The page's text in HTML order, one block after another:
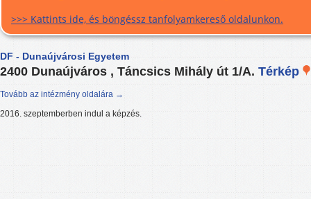
>>> Kattints ide, és böngéssz tanfolyamkereső oldalunkon.
DF - Dunaújvárosi Egyetem
2400 Dunaújváros , Táncsics Mihály út 1/A. Térkép
Tovább az intézmény oldalára →
2016. szeptemberben indul a képzés.